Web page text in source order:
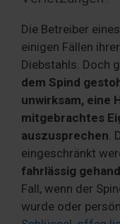
Die Betreiber
einigen Fällen
Diebstahls. Doch
dem Spind
unwirksam, eine
mitgebrachtes
auszusprechen
eingeschränkt
fahrlässig
Fall, wenn der
wurde oder